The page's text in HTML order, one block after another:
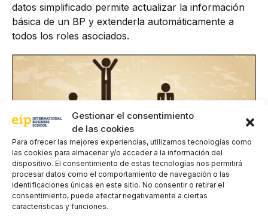
Gestionar el consentimiento
de las cookies
Para ofrecer las mejores experiencias, utilizamos tecnologías como
las cookies para almacenar y/o acceder a la información del
dispositivo. El consentimiento de estas tecnologías nos permitirá
procesar datos como el comportamiento de navegación o las
identificaciones únicas en este sitio. No consentir o retirar el
consentimiento, puede afectar negativamente a ciertas
características y funciones.
datos simplificado permite actualizar la información
básica de un BP y extenderla automáticamente a
todos los roles asociados.